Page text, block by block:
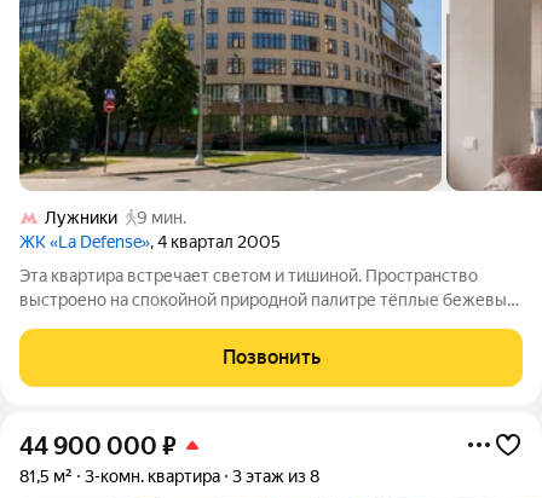
Лужники
9 мин.
ЖК «La Defense», 4 квартал 2005
Эта квартира встречает светом и тишиной. Пространство
выстроено на спокойной природной палитре тёплые бежевые
акценты. Здесь нет ничего лишнего: интерьер собран так,
чтобы каждый день начинался с
Позвонить
44 900 000 ₽
81,5 м² 3-комн. квартира 3 этаж из 8